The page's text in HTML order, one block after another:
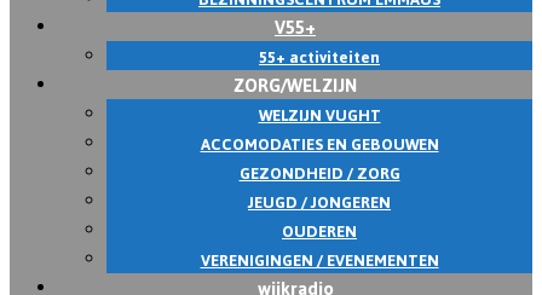
V55+
55+ activiteiten
ZORG/WELZIJN
WELZIJN VUGHT
ACCOMODATIES EN GEBOUWEN
GEZONDHEID / ZORG
JEUGD / JONGEREN
OUDEREN
VERENIGINGEN / EVENEMENTEN
wijkradio